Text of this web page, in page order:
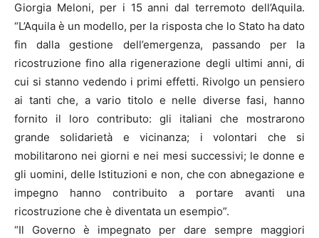
Giorgia Meloni, per i 15 anni dal terremoto dell’Aquila.
“L’Aquila è un modello, per la risposta che lo Stato ha dato
fin dalla gestione dell’emergenza, passando per la
ricostruzione fino alla rigenerazione degli ultimi anni, di
cui si stanno vedendo i primi effetti. Rivolgo un pensiero
ai tanti che, a vario titolo e nelle diverse fasi, hanno
fornito il loro contributo: gli italiani che mostrarono
grande solidarietà e vicinanza; i volontari che si
mobilitarono nei giorni e nei mesi successivi; le donne e
gli uomini, delle Istituzioni e non, che con abnegazione e
impegno hanno contribuito a portare avanti una
ricostruzione che è diventata un esempio”.
“Il Governo è impegnato per dare sempre maggiori